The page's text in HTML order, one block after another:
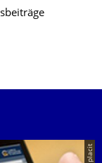
© placit